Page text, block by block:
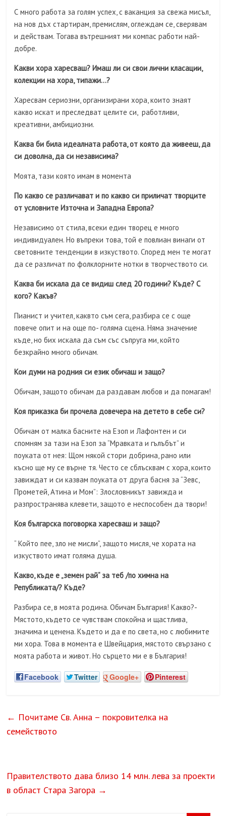
С много работа за голям успех, с ваканция за свежа мисъл,
на нов дъх стартирам, премислям, оглеждам се, сверявам
и действам. Тогава вътрешният ми компас работи най-
добре.
Какви хора харесваш? Имаш ли си свои лични класации,
колекции на хора, типажи…?
Харесвам сериозни, организирани хора, които знаят
какво искат и преследват целите си, работливи,
креативни, амбициозни.
Каква би била идеалната работа, от която да живееш, да
си доволна, да си независима?
Моята, тази която имам в момента
По какво се различават и по какво си приличат творците
от условните Източна и Западна Европа?
Независимо от стила, всеки един творец е много
индивидуален. Но въпреки това, той е повлиан винаги от
световните тенденции в изкуството. Според мен те могат
да се различат по фолклорните нотки в творчеството си.
Каква би искала да се видиш след 20 години? Къде? С
кого? Какъв?
Пианист и учител, каквто съм сега, разбира се с още
повече опит и на още по- голяма сцена. Няма значение
къде, но бих искала да съм със съпруга ми, който
безкрайно много обичам.
Кои думи на родния си език обичаш и защо?
Обичам, защото обичам да раздавам любов и да помагам!
Коя приказка би прочела довечера на детето в себе си?
Обичам от малка басните на Езоп и Лафонтен и си
спомням за тази на Езоп за “Мравката и гълъбът” и
поуката от нея: Щом някой стори добрина, рано или
късно ще му се върне тя. Често се сблъсквам с хора, които
завиждат и си казвам поуката от друга басня за “Зевс,
Прометей, Атина и Мом”: Злословникът завижда и
разпространява клевети, защото е неспособен да твори!
Коя българска поговорка харесваш и защо?
“ Който пее, зло не мисли”, защото мисля, че хората на
изкуството имат голяма душа.
Какво, къде е „земен рай“ за теб /по химна на
Републиката/? Къде?
Разбира се, в моята родина. Обичам България! Какво?-
Мястото, където се чувствам спокойна и щастлива,
значима и ценена. Където и да е по света, но с любимите
ми хора. Това в момента е Швейцария, мястото свързано с
моята работа и живот. Но сърцето ми е в България!
Facebook Twitter Google+ Pinterest
← Почитаме Св. Анна – покровителка на
семейството
Правителството дава близо 14 млн. лева за проекти
в област Стара Загора →